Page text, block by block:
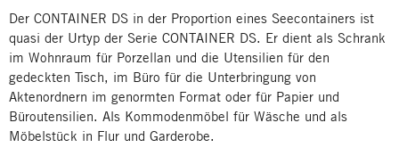
Der CONTAINER DS in der Proportion eines Seecontainers ist
quasi der Urtyp der Serie CONTAINER DS. Er dient als Schrank
im Wohnraum für Porzellan und die Utensilien für den
gedeckten Tisch, im Büro für die Unterbringung von
Aktenordnern im genormten Format oder für Papier und
Büroutensilien. Als Kommodenmöbel für Wäsche und als
Möbelstück in Flur und Garderobe.